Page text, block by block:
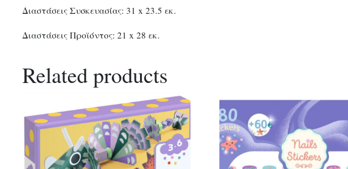
Διαστάσεις Συσκευασίας: 31 x 23.5 εκ.
Διαστάσεις Προϊόντος: 21 x 28 εκ.
Related products